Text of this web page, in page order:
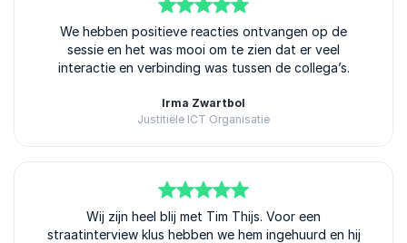
van5
We hebben positieve reacties ontvangen op de
sessie en het was mooi om te zien dat er veel
interactie en verbinding was tussen de collega’s.
Irma Zwartbol
Justitiële ICT Organisatie
5
Wij zijn heel blij met Tim Thijs. Voor een
straatinterview klus hebben we hem ingehuurd en hij